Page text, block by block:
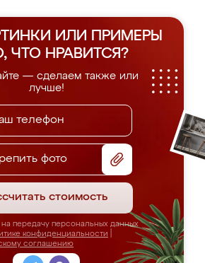
ИЛИ ПРИМЕРЫ
ЧТО НРАВИТСЯ?
— сделаем также или
лучше!
фото
стоимость
передачу персональных данных
конфиденциальности
соглашению